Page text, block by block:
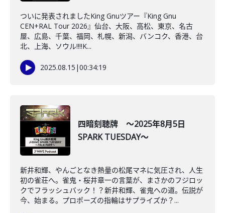
ついに発表されましたKing Gnuツアー『King Gnu
CEN+RAL Tour 2026』仙台、大阪、高松、東京、名古
屋、広島、千葉、福岡、札幌、新潟、バンコク、香港、台
北、上海、ソウル‼‼K...
2025.08.15 |00:34:19
四暗刻聴牌 ～2025年8月5日
SPARK TUESDAY～
新井和輝、やんごとなき熱量の松尾マネに気圧され、人生
初の雀荘へ。雀鬼・桜井章一の言葉が、まさかのフジロッ
クでフラッシュバック！？新井和輝、雀鬼への道。伝説が
今、始まる。プロポーズの指輪はサプライズか？...